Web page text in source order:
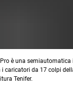
è una
caricatori da 17 colpi
Tenifer.